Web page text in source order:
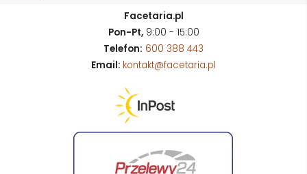
Facetaria.pl
Pon-Pt,9:00 - 15:00
Telefon: 600 388 443
Email: kontakt@facetaria.pl